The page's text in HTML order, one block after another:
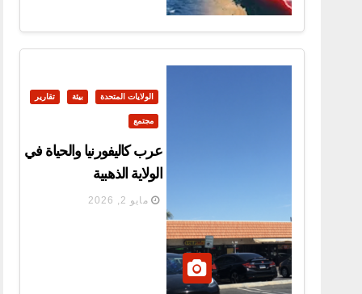
الولايات المتحدة بيئة تقارير
مجتمع
عرب كاليفورنيا والحياة في
الولاية الذهبية
مايو 2, 2026